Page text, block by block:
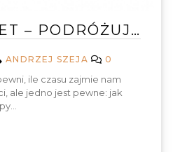
– PODRÓŻUJ…
ANDRZEJ SZEJA 0
ile czasu zajmie nam
ale jedno jest pewne: jak